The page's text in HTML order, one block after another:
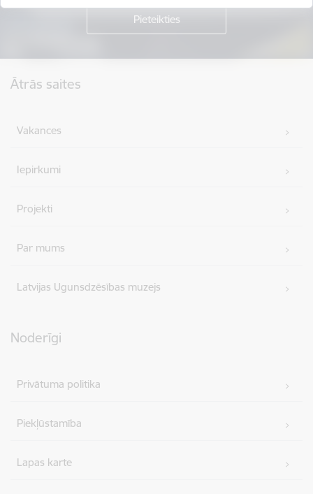
Ātrās saites
Vakances
Iepirkumi
Projekti
Par mums
Latvijas Ugunsdzēsības muzejs
Noderīgi
Privātuma politika
Piekļūstamība
Lapas karte